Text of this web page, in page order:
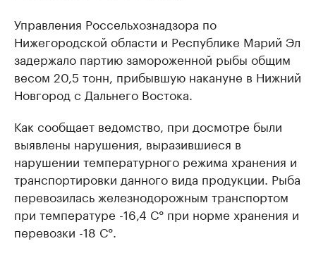
Управления Россельхознадзора по
Нижегородской области и Республике Марий Эл
задержало партию замороженной рыбы общим
весом 20,5 тонн, прибывшую накануне в Нижний
Новгород с Дальнего Востока.
Как сообщает ведомство, при досмотре были
выявлены нарушения, выразившиеся в
нарушении температурного режима хранения и
транспортировки данного вида продукции. Рыба
перевозилась железнодорожным транспортом
при температуре -16,4 С° при норме хранения и
перевозки -18 С°.